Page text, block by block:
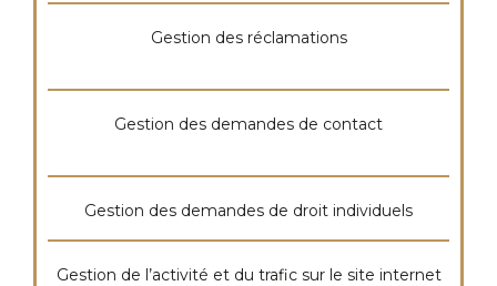
Gestion des réclamations
Gestion des demandes de contact
Gestion des demandes de droit individuels
Gestion de l’activité et du trafic sur le site internet